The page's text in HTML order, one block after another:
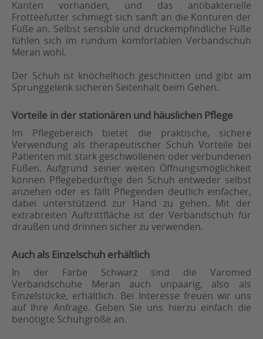
Kanten vorhanden, und das antibakterielle
Frotteefutter schmiegt sich sanft an die Konturen der
Füße an. Selbst sensible und druckempfindliche Füße
fühlen sich im rundum komfortablen Verbandschuh
Meran wohl.
Der Schuh ist knöchelhoch geschnitten und gibt am
Sprunggelenk sicheren Seitenhalt beim Gehen.
Vorteile in der stationären und häuslichen Pflege
Im Pflegebereich bietet die praktische, sichere
Verwendung als therapeutischer Schuh Vorteile bei
Patienten mit stark geschwollenen oder verbundenen
Füßen. Aufgrund seiner weiten Öffnungsmöglichkeit
können Pflegebedürftige den Schuh entweder selbst
anziehen oder es fällt Pflegenden deutlich einfacher,
dabei unterstützend zur Hand zu gehen. Mit der
extrabreiten Auftrittfläche ist der Verbandschuh für
draußen und drinnen sicher zu verwenden.
Auch als Einzelschuh erhältlich
In der Farbe Schwarz sind die Varomed
Verbandschuhe Meran auch unpaarig, also als
Einzelstücke, erhältlich. Bei Interesse freuen wir uns
auf Ihre Anfrage. Geben Sie uns hierzu einfach die
benötigte Schuhgröße an.